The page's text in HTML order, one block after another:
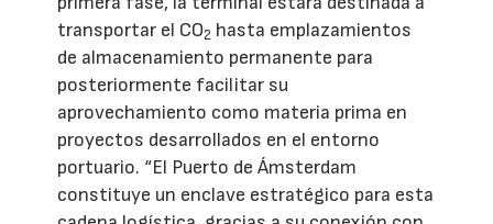
transportar el CO2 hasta emplazamientos
de almacenamiento permanente para
posteriormente facilitar su
aprovechamiento como materia prima en
proyectos desarrollados en el entorno
portuario. “El Puerto de Ámsterdam
constituye un enclave estratégico para esta